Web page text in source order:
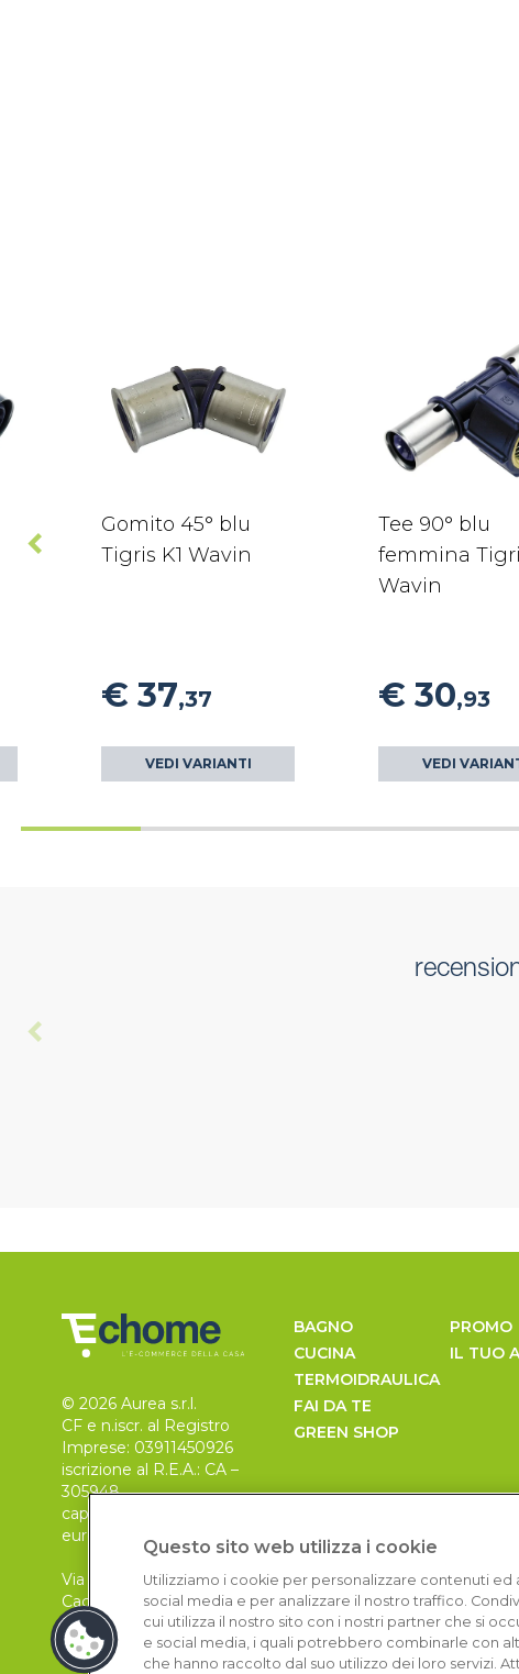
Gomito 45° blu
Tigris K1 Wavin
€ 37,37
VEDI VARIANTI
Tee 90° blu
femmina
Wavin
€ 30,93
VEDI
© 2026 Aurea s.r.l.
CF e n.iscr. al Registro
Imprese: 03911450926
iscrizione al R.E.A.: CA –
305948
capitale sociale 30.000
euro, i.v.
Via Pietro Leo n. 6
Cagliari
09129
BAGNO
CUCINA
TERMOIDRAULICA
FAI DA TE
GREEN SHOP
PROMO
IL TUO
Questo sito web utilizza i cookie
Utilizziamo i cookie per personalizzare contenuti ed
social media e per analizzare il nostro traffico.
cui utilizza il nostro sito con i nostri partner che si
e social media, i quali potrebbero combinarle con
che hanno raccolto dal suo utilizzo dei loro servizi.